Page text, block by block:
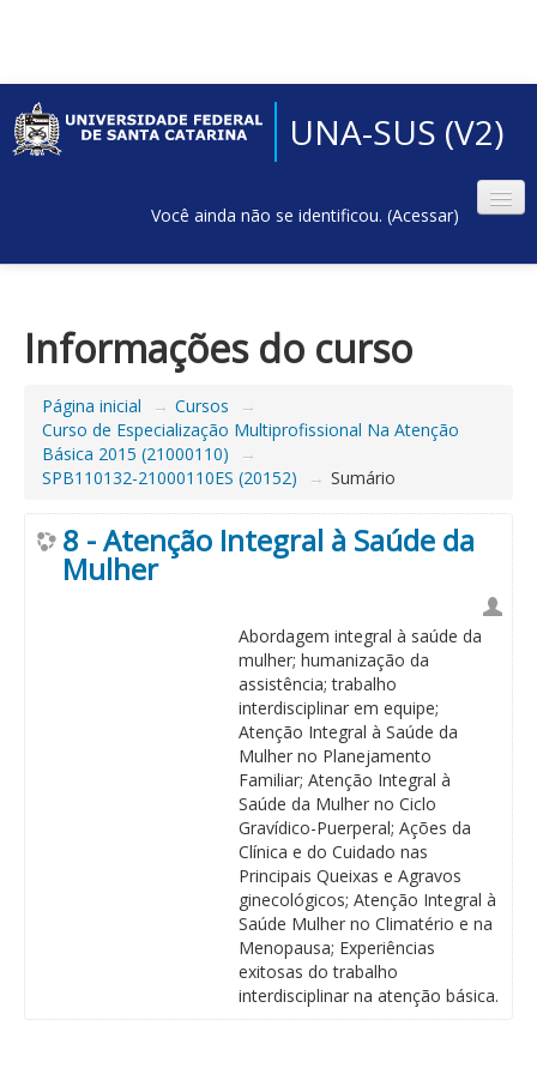
UNA-SUS (V2)
Você ainda não se identificou. (Acessar)
Informações do curso
Página inicial → Cursos
→
Curso de Especialização Multiprofissional Na Atenção
Básica 2015 (21000110)
→
SPB110132-21000110ES (20152)
→ Sumário
8 - Atenção Integral à Saúde da
Mulher
Abordagem integral à saúde da
mulher; humanização da
assistência; trabalho
interdisciplinar em equipe;
Atenção Integral à Saúde da
Mulher no Planejamento
Familiar; Atenção Integral à
Saúde da Mulher no Ciclo
Gravídico-Puerperal; Ações da
Clínica e do Cuidado nas
Principais Queixas e Agravos
ginecológicos; Atenção Integral à
Saúde Mulher no Climatério e na
Menopausa; Experiências
exitosas do trabalho
interdisciplinar na atenção básica.